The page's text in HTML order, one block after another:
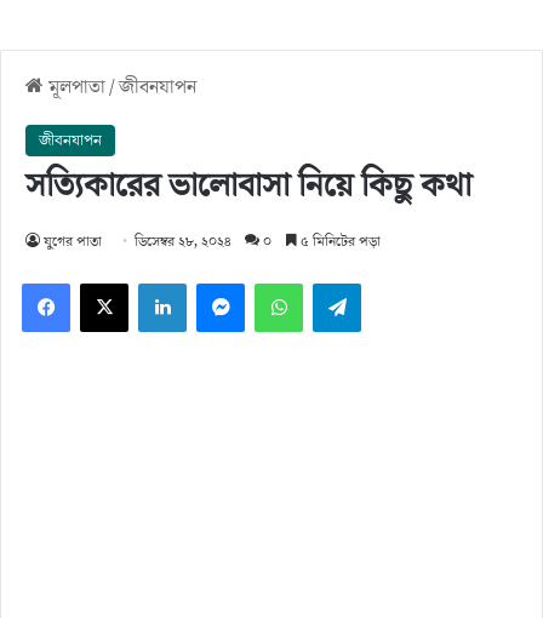
মূলপাতা/জীবনযাপন
জীবনযাপন
সত্যিকারের ভালোবাসা নিয়ে কিছু কথা
যুগের পাতা ডিসেম্বর ২৮, ২০২৪ ০ ৫ মিনিটের পড়া
Facebook
X LinkedInMessengerWhatsAppTelegram